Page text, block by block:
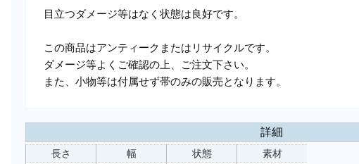
目立つダメージ等はなく状態は良好です。
この商品はアンティークまたはリサイクルです。
ダメージ等よくご確認の上、ご注文下さい。
また、小物等は付属せず帯のみの販売となります。
詳細
長さ
幅
状態
素材